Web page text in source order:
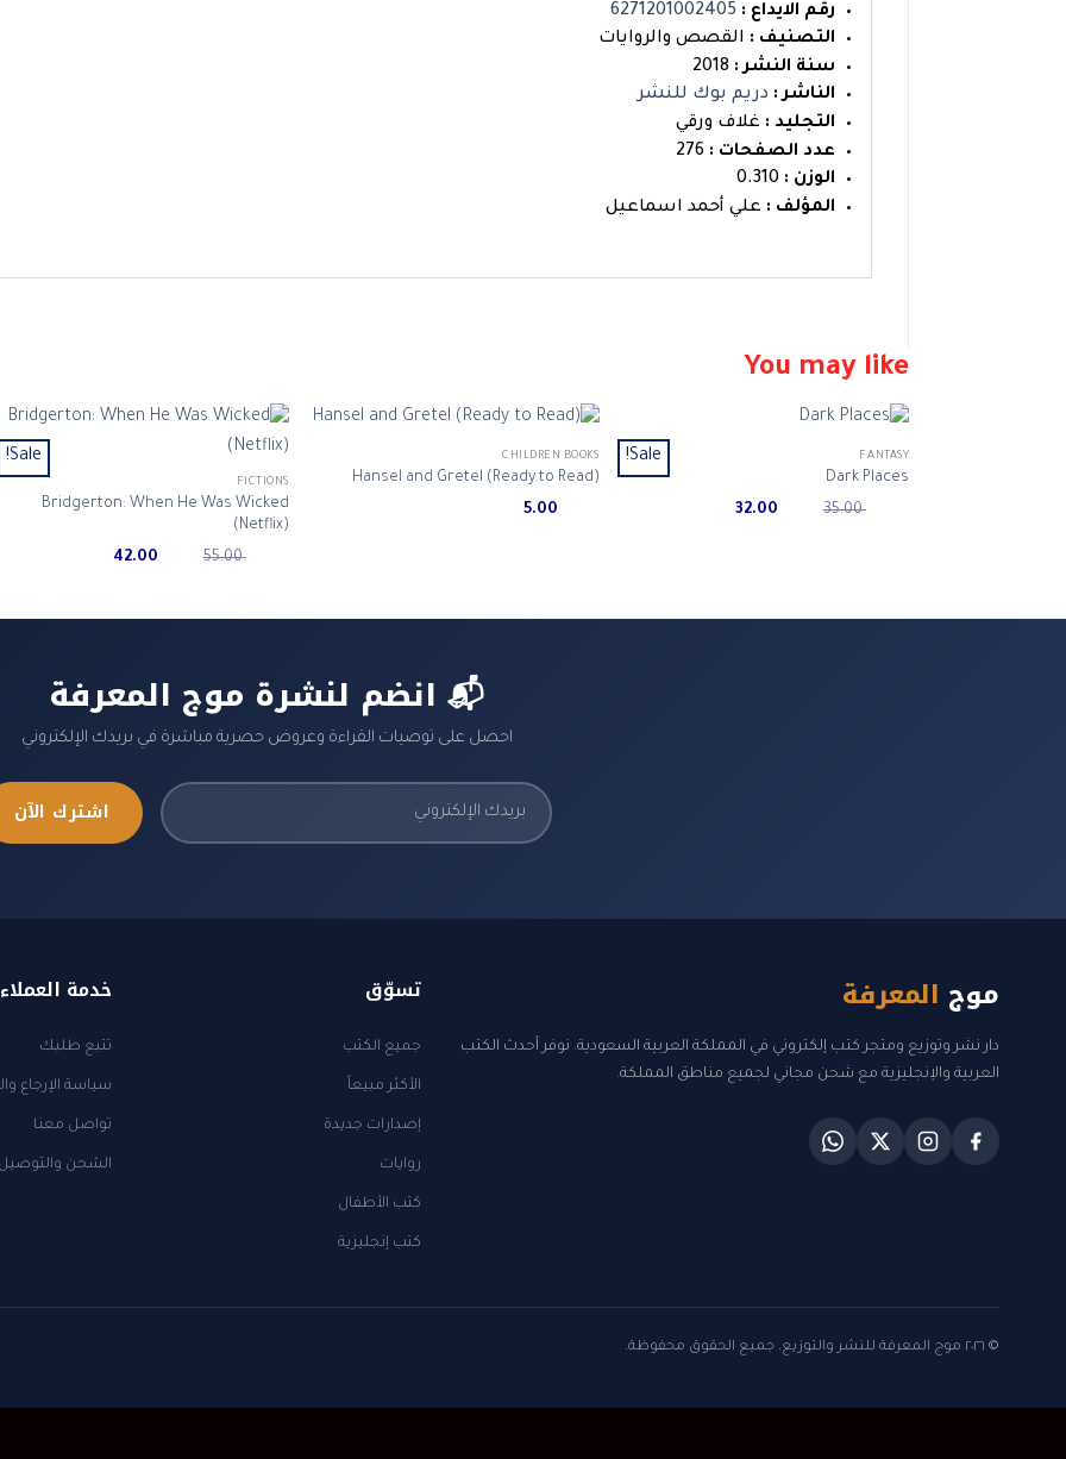
رقم الايداع : 6271201002405
التصنيف : القصص والروايات
سنة النشر : 2018
الناشر : دريم بوك للنشر
التجليد : غلاف ورقي
عدد الصفحات : 276
الوزن : 0.310
المؤلف : علي أحمد اسماعيل‎
You may like
Sale! FANTASY
Dark Places
35.00
Original
Current
price
CHILDREN BOOKS
Hansel and Gretel (Ready to Read)
Sale!
FICTIONS
Bridgerton: When He Was Wicked
(Netflix)
55.00
Original
📬 انضم لنشرة موج المعرفة
احصل على توصيات القراءة وعروض حصرية مباشرة في بريدك الإلكتروني
اشترك الآن
موج المعرفة
دار نشر وتوزيع ومتجر كتب إلكتروني في المملكة العربية السعودية. نوفر أحدث الكتب
العربية والإنجليزية مع شحن مجاني لجميع مناطق المملكة.
تسوّق
جميع الكتب
الأكثر مبيعاً
إصدارات جديدة
روايات
كتب الأطفال
كتب إنجليزية
خدمة العملاء
تتبع طلبك
سياسة الإرجاع
تواصل معنا
الشحن والتوصيل
© ٢٠٢٦ موج المعرفة للنشر والتوزيع. جميع الحقوق محفوظة.